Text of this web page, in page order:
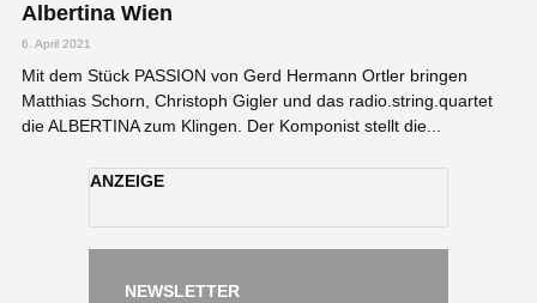
Albertina Wien
6. April 2021
Mit dem Stück PASSION von Gerd Hermann Ortler bringen
Matthias Schorn, Christoph Gigler und das radio.string.quartet
die ALBERTINA zum Klingen. Der Komponist stellt die...
ANZEIGE
NEWSLETTER